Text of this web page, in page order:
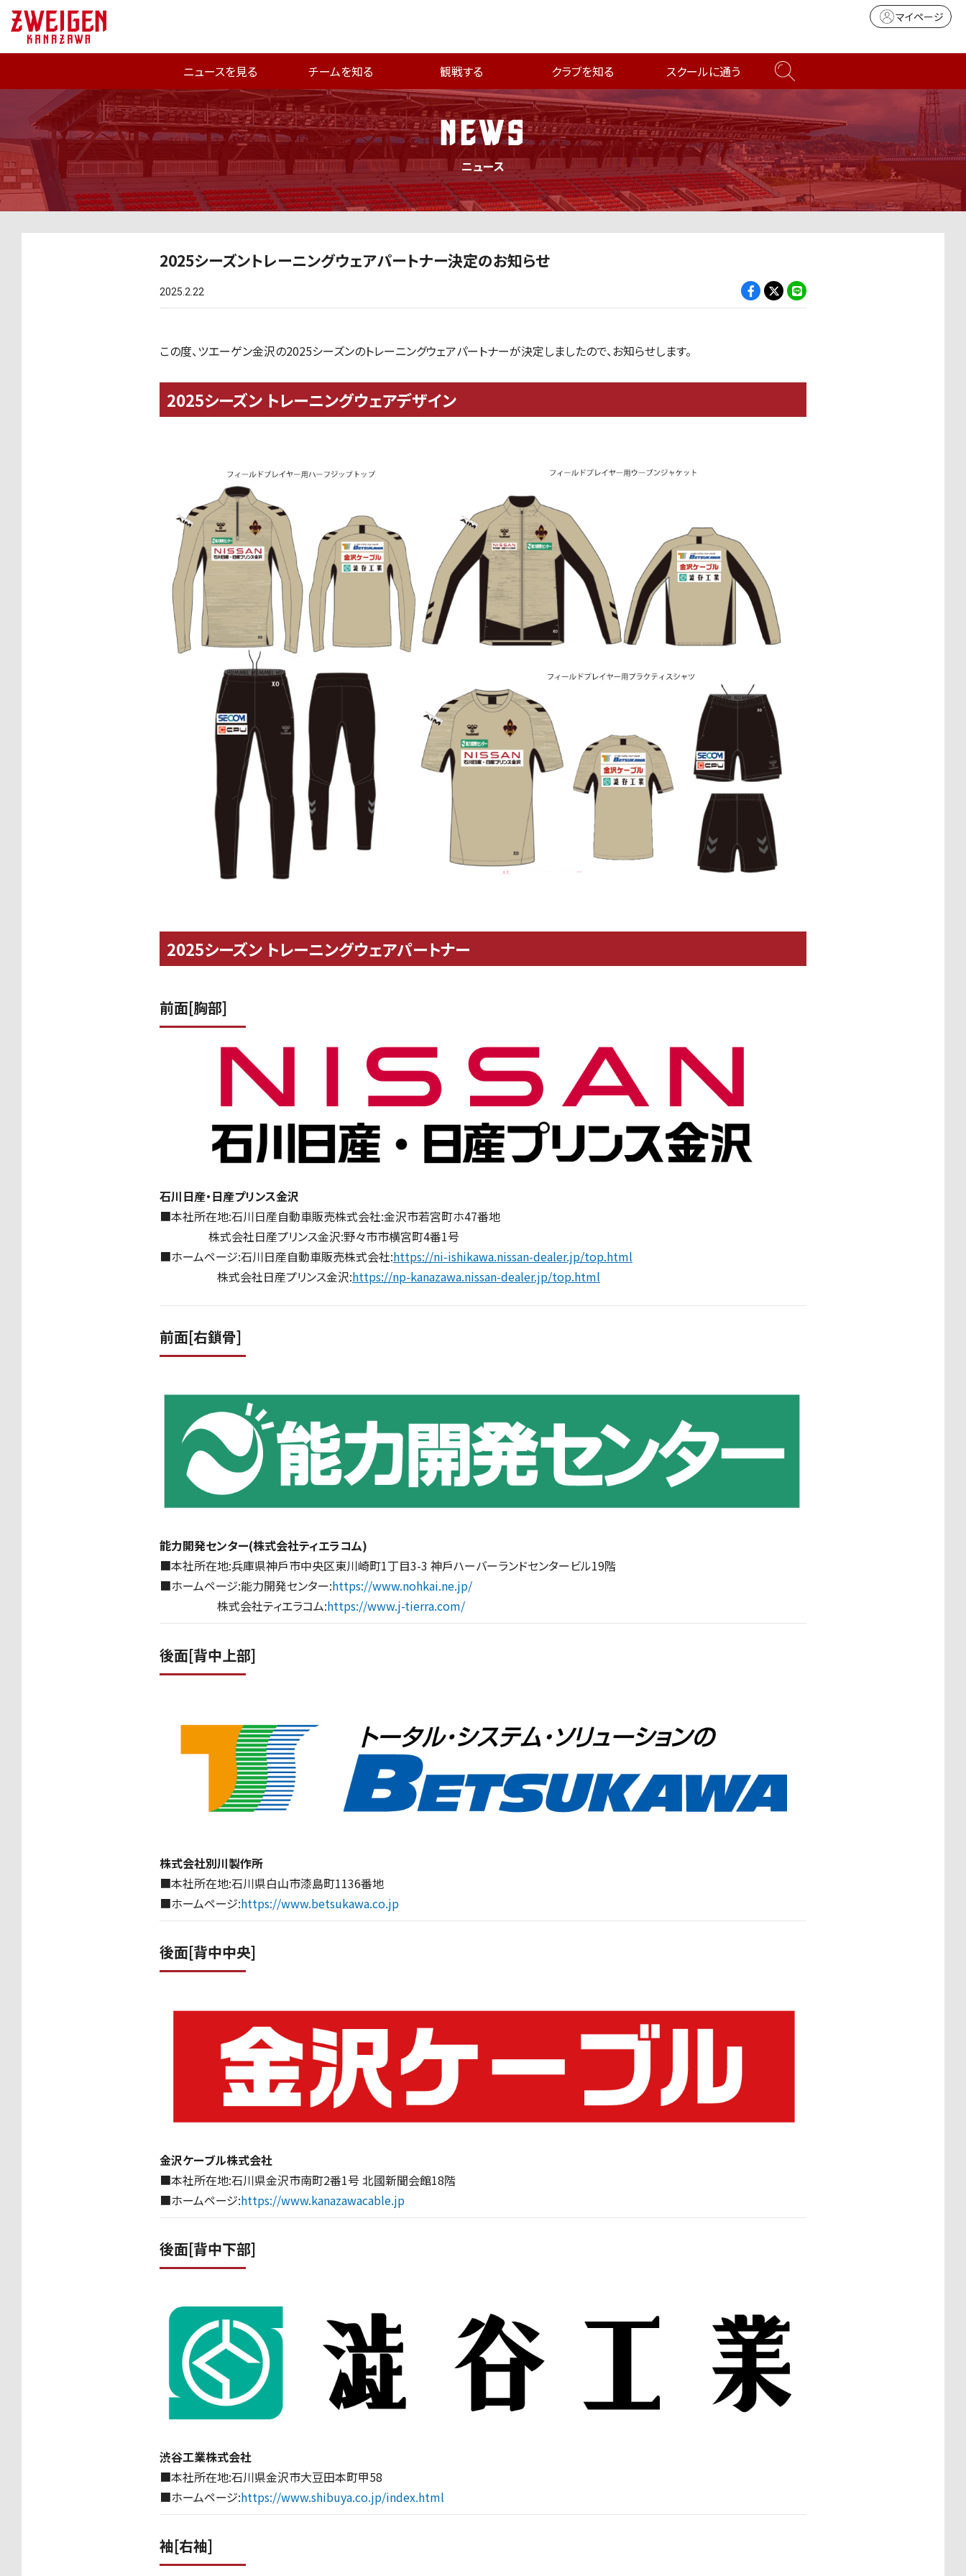
マイページ
ニュースを見る チームを知る 観戦する クラブを知る スクールに通う
NEWS
ニュース
2025シーズントレーニングウェアパートナー決定のお知らせ
2025.2.22
この度、ツエーゲン金沢の2025シーズンのトレーニングウェアパートナーが決定しましたので、お知らせします。
2025シーズン トレーニングウェアデザイン
2025シーズン トレーニングウェアパートナー
前面[胸部]
石川日産・日産プリンス金沢
■本社所在地:石川日産自動車販売株式会社:金沢市若宮町ホ47番地
株式会社日産プリンス金沢:野々市市横宮町4番1号
■ホームページ:石川日産自動車販売株式会社:https://ni-ishikawa.nissan-dealer.jp/top.html
株式会社日産プリンス金沢:https://np-kanazawa.nissan-dealer.jp/top.html
前面[右鎖骨]
能力開発センター(株式会社ティエラコム)
■本社所在地:兵庫県神戶市中央区東川崎町1丁目3-3 神戶ハーバーランドセンタービル19階
■ホームページ:能力開発センター:https://www.nohkai.ne.jp/
株式会社ティエラコム:https://www.j-tierra.com/
後面[背中上部]
株式会社別川製作所
■本社所在地:石川県白山市漆島町1136番地
■ホームページ:https://www.betsukawa.co.jp
後面[背中中央]
金沢ケーブル株式会社
■本社所在地:石川県金沢市南町2番1号 北國新聞会館18階
■ホームページ:https://www.kanazawacable.jp
後面[背中下部]
渋谷工業株式会社
■本社所在地:石川県金沢市大豆田本町甲58
■ホームページ:https://www.shibuya.co.jp/index.html
袖[右袖]